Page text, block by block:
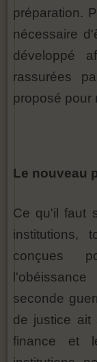
préparation.
nécessaire
développé
rassurées
proposé pour
Le nouveau
Ce qu'il faut
institutions,
conçues
seconde
de justice ait
finance et